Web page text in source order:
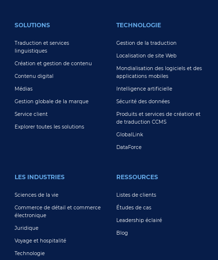
SOLUTIONS
Traduction et services
linguistiques
Création et gestion de contenu
Contenu digital
Médias
Gestion globale de la marque
Service client
Explorer toutes les solutions
TECHNOLOGIE
Gestion de la traduction
Localisation de site Web
Mondialisation des logiciels et des
applications mobiles
Intelligence artificielle
Sécurité des données
Produits et services de création et
de traduction CCMS
GlobalLink
DataForce
LES INDUSTRIES
Sciences de la vie
Commerce de détail et commerce
électronique
Juridique
Voyage et hospitalité
Technologie
RESSOURCES
Listes de clients
Études de cas
Leadership éclairé
Blog